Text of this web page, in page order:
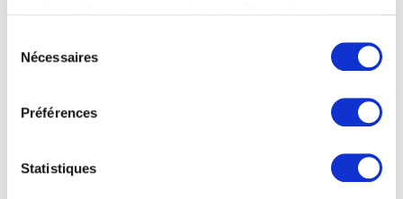
Nécessaires
Préférences
Statistiques